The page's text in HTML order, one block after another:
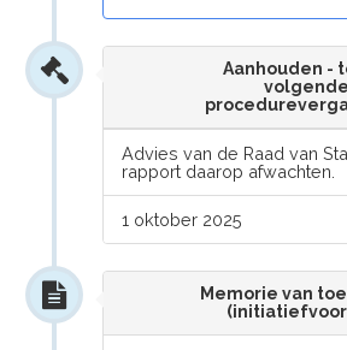
Aanhouden -
volgende
Advies van de Raad van
rapport daarop afwachten.
1 oktober 2025
Memorie van